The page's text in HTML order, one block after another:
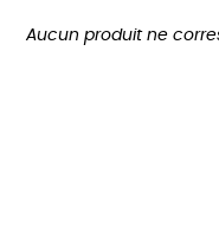
Plus de 200€
Aucun produit ne